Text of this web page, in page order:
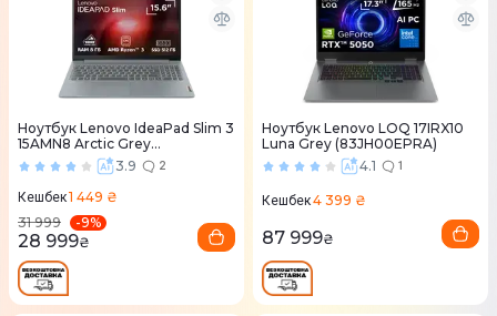
Ноутбук Lenovo IdeaPad Slim 3
15AMN8 Arctic Grey
(82XQ01K0RA)3.9 2
Кешбек1 449 ₴
31 999
-9%
28 999₴
Ноутбук Lenovo LOQ 17IRX10
Luna Grey (83JH00EPRA)
4.1
1
Кешбек4 399 ₴
87 999₴